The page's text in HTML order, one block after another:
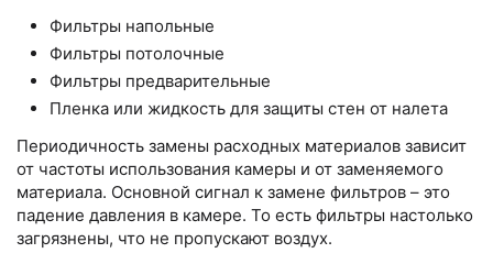
Фильтры напольные
Фильтры потолочные
Фильтры предварительные
Пленка или жидкость для защиты стен от налета
Периодичность замены расходных материалов зависит
от частоты использования камеры и от заменяемого
материала. Основной сигнал к замене фильтров – это
падение давления в камере. То есть фильтры настолько
загрязнены, что не пропускают воздух.